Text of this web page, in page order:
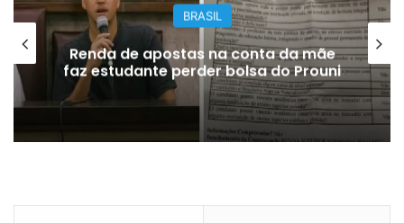
BRASIL
Renda de apostas na conta da mãe
faz estudante perder bolsa do Prouni